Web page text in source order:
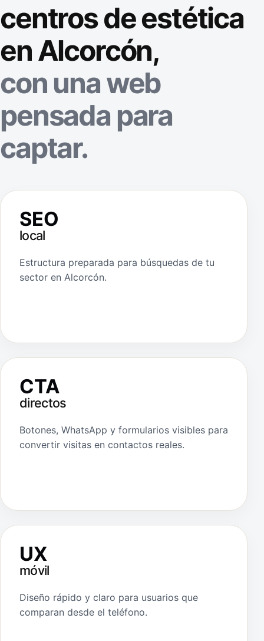
centros de estética
en Alcorcón,
con una web
pensada para
captar.
SEO
local
Estructura preparada para búsquedas de tu
sector en Alcorcón.
CTA
directos
Botones, WhatsApp y formularios visibles para
convertir visitas en contactos reales.
UX
móvil
Diseño rápido y claro para usuarios que
comparan desde el teléfono.